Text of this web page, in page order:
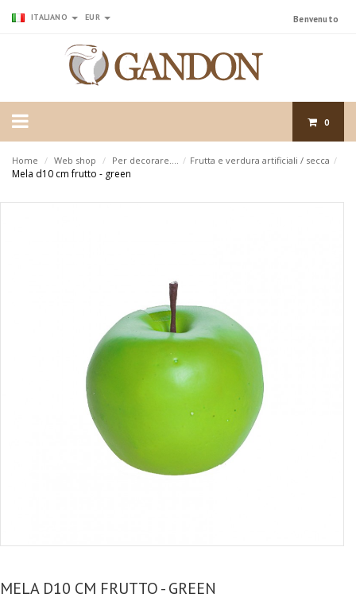
ITALIANO EUR Benvenuto
0
Home / Web shop / Per decorare.... / Frutta e verdura artificiali / secca /
Mela d10 cm frutto - green
MELA D10 CM FRUTTO - GREEN